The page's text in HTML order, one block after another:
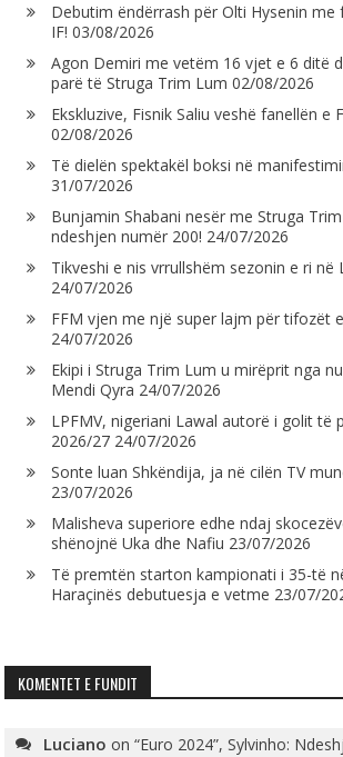
Debutim ëndërrash për Olti Hysenin me
IF! 03/08/2026
Agon Demiri me vetëm 16 vjet e 6 ditë
parë të Struga Trim Lum 02/08/2026
Ekskluzive, Fisnik Saliu veshë fanellën e
02/08/2026
Të dielën spektakël boksi në
31/07/2026
Bunjamin Shabani nesër me Struga
ndeshjen numër 200! 24/07/2026
Tikveshi e nis vrrullshëm sezonin e ri në
24/07/2026
FFM vjen me një super lajm për tifozët
24/07/2026
Ekipi i Struga Trim Lum u mirëprit nga
Mendi Qyra 24/07/2026
LPFMV, nigeriani Lawal autorë i golit të
2026/27 24/07/2026
Sonte luan Shkëndija, ja në cilën TV
23/07/2026
Malisheva superiore edhe ndaj
shënojnë Uka dhe Nafiu 23/07/2026
Të premtën starton kampionati i 35-të
Haraçinës debutuesja e vetme 23/07/
KOMENTET E FUNDIT
Luciano on“Euro 2024”, Sylvinho: